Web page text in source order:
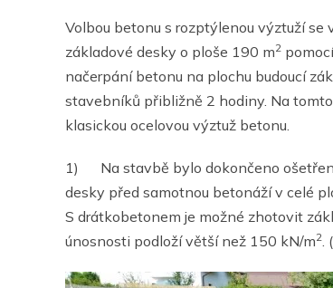
Volbou betonu s rozptýlenou výztuží se
základové desky o ploše 190 m2
načerpání betonu na plochu budoucí
stavebníků přibližně 2 hodiny. Na
klasickou ocelovou výztuž betonu.
1) Na stavbě bylo dokončeno
desky před samotnou betonáží v celé
S drátkobetonem je možné zhotovit
únosnosti podloží větší než 150 kN/m2.